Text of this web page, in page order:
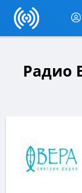
Радио